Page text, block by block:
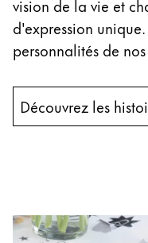
Entreprise
Corporate
Qualité
vision de la vie et
d'expression
personnalités de
Découvrez les